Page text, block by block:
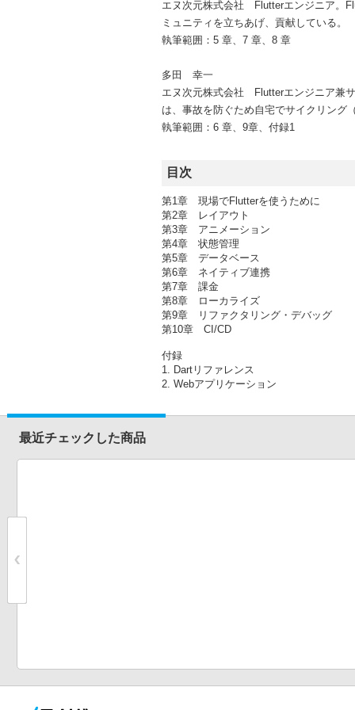
エヌ次元株式会社 Flutterエンジニア。
ミュニティを立ちあげ、貢献している。
執筆範囲：5 章、7 章、8 章
多田 幸一
エヌ次元株式会社 Flutterエンジニア兼
は、事故を防ぐため自宅でサイクリング
執筆範囲：6 章、9章、付録1
目次
第1章 現場でFlutterを使うために
第2章 レイアウト
第3章 アニメーション
第4章 状態管理
第5章 データベース
第6章 ネイティブ連携
第7章 課金
第8章 ローカライズ
第9章 リファクタリング・デバッグ
第10章 CI/CD
付録
1. Dartリファレンス
2. Webアプリケーション
最近チェックした商品